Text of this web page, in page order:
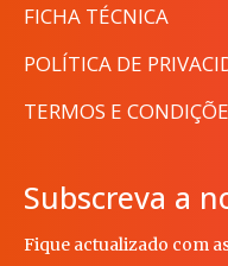
FICHA TÉCNICA
POLÍTICA DE
TERMOS E
Subscreva a
Fique actualizado com